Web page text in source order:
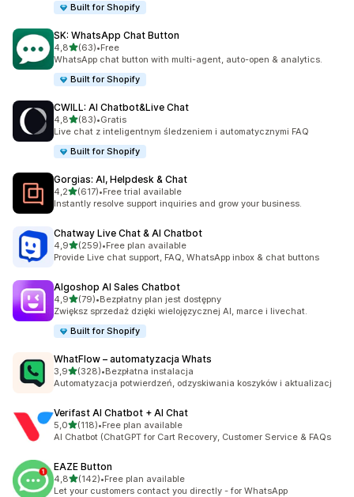
Built for Shopify
SK: WhatsApp Chat Button
4,8na 5 gwiazdek
(63)
Łączna liczba recenzji: 63
•Free
WhatsApp chat button with multi-agent, auto-open & analytics.
Built for Shopify
CWILL: AI Chatbot&Live Chat
4,8na 5 gwiazdek
(83)
Łączna liczba recenzji: 83
•Gratis
Live chat z inteligentnym śledzeniem i automatycznymi FAQ
Built for Shopify
Gorgias: AI, Helpdesk & Chat
4,2na 5 gwiazdek
(617)
Łączna liczba recenzji: 617
•Free trial available
Instantly resolve support inquiries and grow your business.
Chatway Live Chat & AI Chatbot
4,9na 5 gwiazdek
(259)
Łączna liczba recenzji: 259
•Free plan available
Provide Live chat support, FAQ, WhatsApp inbox & chat buttons
Algoshop AI Sales Chatbot
4,9na 5 gwiazdek
(79)
Łączna liczba recenzji: 79
•Bezpłatny plan jest dostępny
Zwiększ sprzedaż dzięki wielojęzycznej AI, marce i livechat.
Built for Shopify
WhatFlow – automatyzacja Whats
3,9na 5 gwiazdek
(328)
Łączna liczba recenzji: 328
•Bezpłatna instalacja
Automatyzacja potwierdzeń, odzyskiwania koszyków i aktualizacj
Verifast AI Chatbot + AI Chat
5,0na 5 gwiazdek
(118)
Łączna liczba recenzji: 118
•Free plan available
AI Chatbot (ChatGPT for Cart Recovery, Customer Service & FAQs
EAZE Button
4,8na 5 gwiazdek
(142)
Łączna liczba recenzji: 142
•Free plan available
Let your customers contact you directly - for WhatsApp